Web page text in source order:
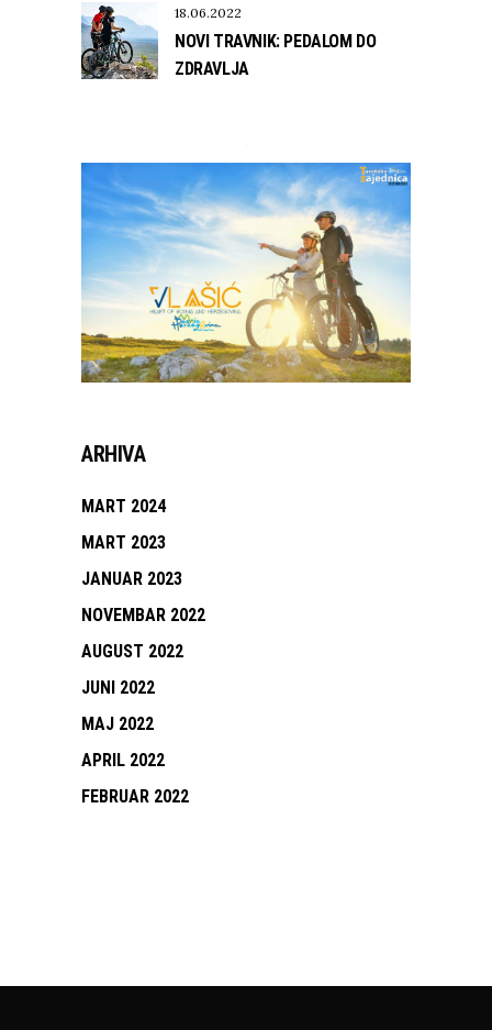
18.06.2022
NOVI TRAVNIK: PEDALOM DO
ZDRAVLJA
ARHIVA
MART 2024
MART 2023
JANUAR 2023
NOVEMBAR 2022
AUGUST 2022
JUNI 2022
MAJ 2022
APRIL 2022
FEBRUAR 2022